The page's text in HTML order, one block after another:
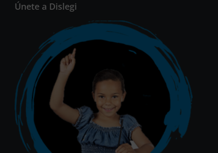
Únete a Dislegi